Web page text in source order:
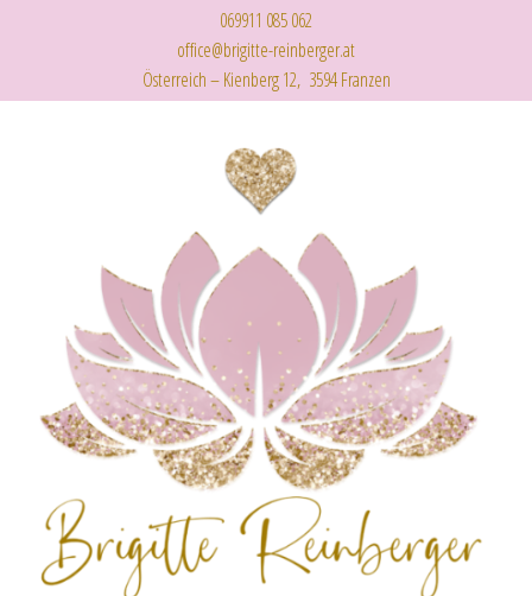
069911 085 062
office@brigitte-reinberger.at
Österreich – Kienberg 12, 3594 Franzen